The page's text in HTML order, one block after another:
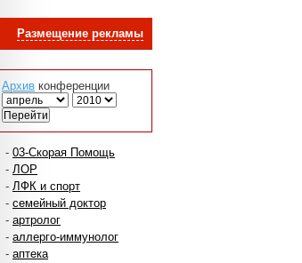
Размещение рекламы
Архив конференции
- 03-Скорая Помощь
- ЛОР
- ЛФК и спорт
- семейный доктор
- артролог
- аллерго-иммунолог
- аптека